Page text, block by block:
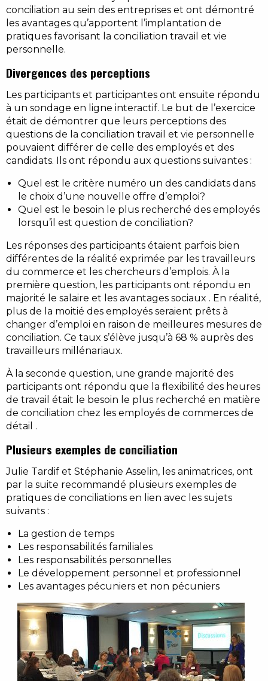
conciliation au sein des entreprises et ont démontré
les avantages qu’apportent l’implantation de
pratiques favorisant la conciliation travail et vie
personnelle.
Divergences des perceptions
Les participants et participantes ont ensuite répondu
à un sondage en ligne interactif. Le but de l’exercice
était de démontrer que leurs perceptions des
questions de la conciliation travail et vie personnelle
pouvaient différer de celle des employés et des
candidats. Ils ont répondu aux questions suivantes :
Quel est le critère numéro un des candidats dans
le choix d’une nouvelle offre d’emploi?
Quel est le besoin le plus recherché des employés
lorsqu’il est question de conciliation?
Les réponses des participants étaient parfois bien
différentes de la réalité exprimée par les travailleurs
du commerce et les chercheurs d’emplois. À la
première question, les participants ont répondu en
majorité le salaire et les avantages sociaux . En réalité,
plus de la moitié des employés seraient prêts à
changer d’emploi en raison de meilleures mesures de
conciliation. Ce taux s’élève jusqu’à 68 % auprès des
travailleurs millénariaux.
À la seconde question, une grande majorité des
participants ont répondu que la flexibilité des heures
de travail était le besoin le plus recherché en matière
de conciliation chez les employés de commerces de
détail .
Plusieurs exemples de conciliation
Julie Tardif et Stéphanie Asselin, les animatrices, ont
par la suite recommandé plusieurs exemples de
pratiques de conciliations en lien avec les sujets
suivants :
La gestion de temps
Les responsabilités familiales
Les responsabilités personnelles
Le développement personnel et professionnel
Les avantages pécuniers et non pécuniers